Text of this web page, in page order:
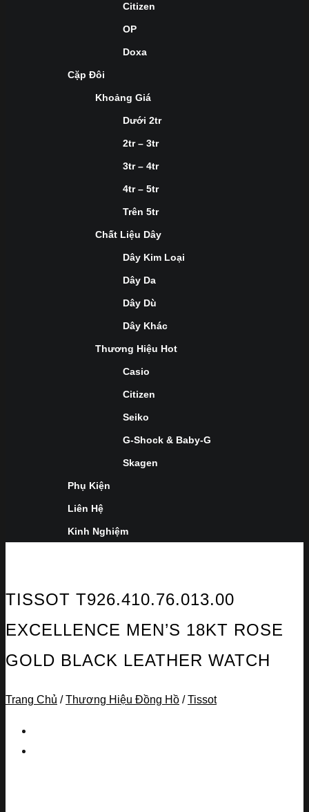
Citizen
OP
Doxa
Cặp Đôi
Khoảng Giá
Dưới 2tr
2tr – 3tr
3tr – 4tr
4tr – 5tr
Trên 5tr
Chất Liệu Dây
Dây Kim Loại
Dây Da
Dây Dù
Dây Khác
Thương Hiệu Hot
Casio
Citizen
Seiko
G-Shock & Baby-G
Skagen
Phụ Kiện
Liên Hệ
Kinh Nghiệm
TISSOT T926.410.76.013.00
EXCELLENCE MEN’S 18KT ROSE
GOLD BLACK LEATHER WATCH
Trang Chủ / Thương Hiệu Đồng Hồ / Tissot